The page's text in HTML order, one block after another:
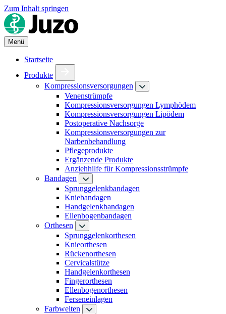
Zum Inhalt springen
Menü
Startseite
Produkte
Kompressionsversorgungen
Venenstrümpfe
Kompressionsversorgungen Lymphödem
Kompressionsversorgungen Lipödem
Postoperative Nachsorge
Kompressionsversorgungen zur
Narbenbehandlung
Pflegeprodukte
Ergänzende Produkte
Anziehhilfe für Kompressionsstrümpfe
Bandagen
Sprunggelenkbandagen
Kniebandagen
Handgelenkbandagen
Ellenbogenbandagen
Orthesen
Sprunggelenkorthesen
Knieorthesen
Rückenorthesen
Cervicalstütze
Handgelenkorthesen
Fingerorthesen
Ellenbogenorthesen
Ferseneinlagen
Farbwelten